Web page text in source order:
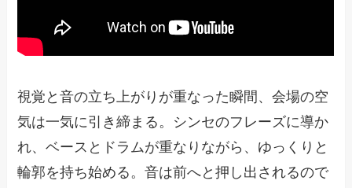
視覚と音の立ち上がりが重なった瞬間、会場の空
気は一気に引き締まる。シンセのフレーズに導か
れ、ベースとドラムが重なりながら、ゆっくりと
輪郭を持ち始める。音は前へと押し出されるので